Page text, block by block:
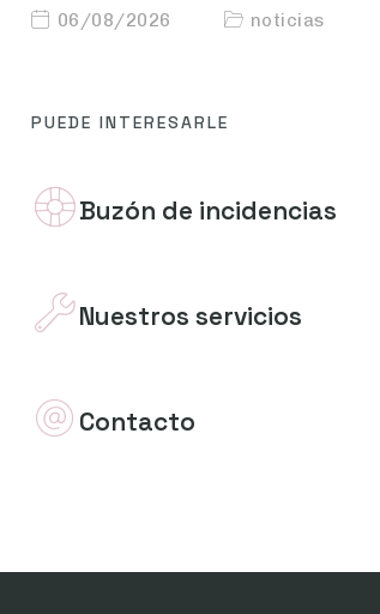
06/08/2026 noticias
PUEDE INTERESARLE
Buzón de incidencias
Nuestros servicios
Contacto